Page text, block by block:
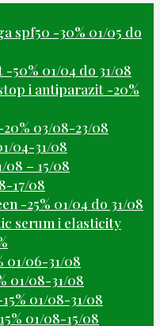
spf50 -30% 01/05 do
01/04 do 31/08
i antiparazit -20%
03/08-23/08
04-31/08
08 – 15/08
17/08
-25% 01/04 do 31/08
serum i elasticity
01/06-31/08
01/08-31/08
01/08-31/08
01/08-15/08